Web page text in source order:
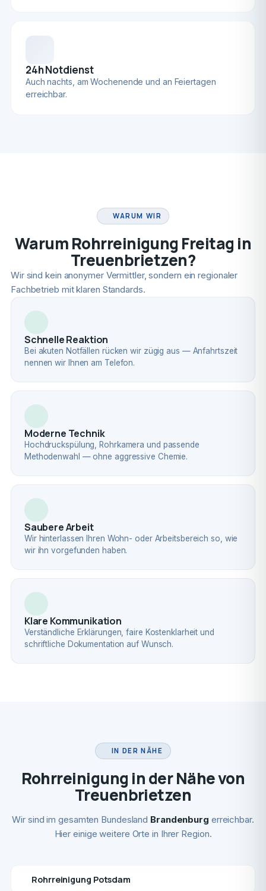
24h Notdienst
Auch nachts, am Wochenende und an Feiertagen
erreichbar.
WARUM WIR
Warum Rohrreinigung Freitag in
Treuenbrietzen?
Wir sind kein anonymer Vermittler, sondern ein regionaler
Fachbetrieb mit klaren Standards.
Schnelle Reaktion
Bei akuten Notfällen rücken wir zügig aus — Anfahrtszeit
nennen wir Ihnen am Telefon.
Moderne Technik
Hochdruckspülung, Rohrkamera und passende
Methodenwahl — ohne aggressive Chemie.
Saubere Arbeit
Wir hinterlassen Ihren Wohn- oder Arbeitsbereich so, wie
wir ihn vorgefunden haben.
Klare Kommunikation
Verständliche Erklärungen, faire Kostenklarheit und
schriftliche Dokumentation auf Wunsch.
IN DER NÄHE
Rohrreinigung in der Nähe von
Treuenbrietzen
Wir sind im gesamten Bundesland Brandenburg erreichbar.
Hier einige weitere Orte in Ihrer Region.
Rohrreinigung Potsdam